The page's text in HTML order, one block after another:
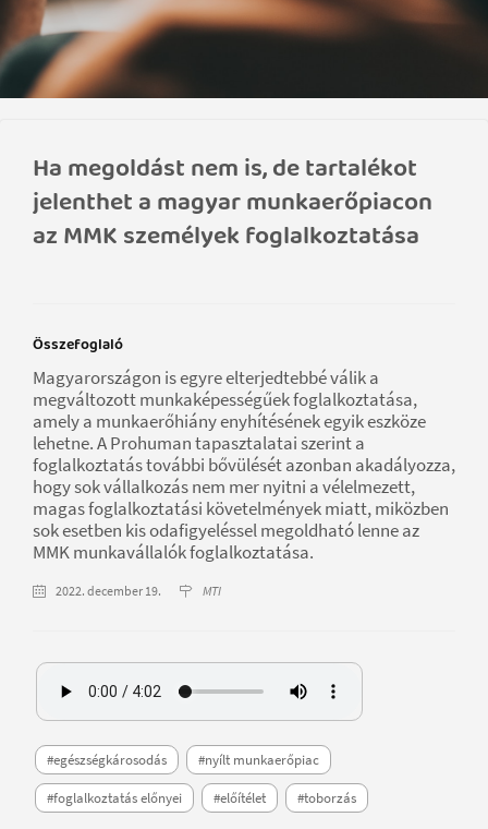
Ha megoldást nem is, de tartalékot
jelenthet a magyar munkaerőpiacon
az MMK személyek foglalkoztatása
Összefoglaló
Magyarországon is egyre elterjedtebbé válik a
megváltozott munkaképességűek foglalkoztatása,
amely a munkaerőhiány enyhítésének egyik eszköze
lehetne. A Prohuman tapasztalatai szerint a
foglalkoztatás további bővülését azonban akadályozza,
hogy sok vállalkozás nem mer nyitni a vélelmezett,
magas foglalkoztatási követelmények miatt, miközben
sok esetben kis odafigyeléssel megoldható lenne az
MMK munkavállalók foglalkoztatása.
2022. december 19. MTI
#egészségkárosodás #nyílt munkaerőpiac
#foglalkoztatás előnyei #előítélet #toborzás